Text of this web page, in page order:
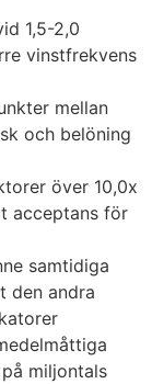
1,5-2,0
vinstfrekvens
mellan
och belöning
över 10,0x
acceptans för
samtidiga
den andra
miljontals